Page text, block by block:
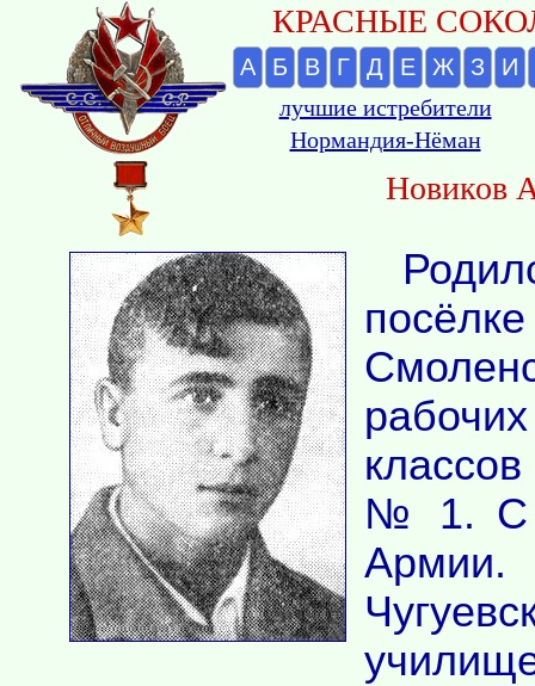
КРАСНЫЕ
А Б В Г Д Е Ж З И
лучшие истребители
Нормандия-Нёман
Новиков
№ 1. С